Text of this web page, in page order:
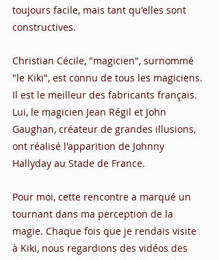
toujours facile, mais tant qu'elles sont
constructives.
Christian Cécile, "magicien", surnommé
"le Kiki", est connu de tous les magiciens.
Il est le meilleur des fabricants français.
Lui, le magicien Jean Régil et John
Gaughan, créateur de grandes illusions,
ont réalisé l'apparition de Johnny
Hallyday au Stade de France.
Pour moi, cette rencontre a marqué un
tournant dans ma perception de la
magie. Chaque fois que je rendais visite
à Kiki, nous regardions des vidéos des